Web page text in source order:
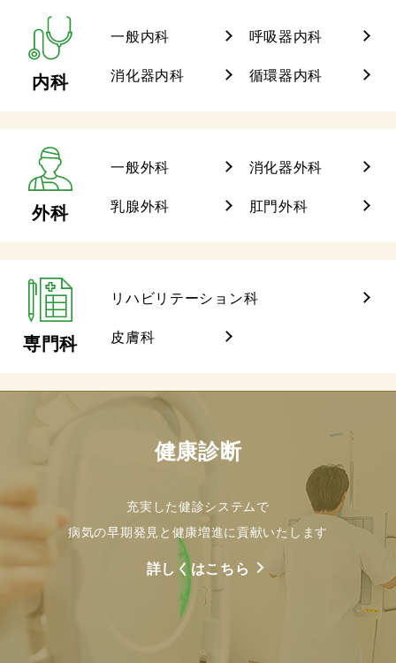
内科
一般内科
呼吸器内科
消化器内科
循環器内科
外科
一般外科
消化器外科
乳腺外科
肛門外科
専門科
リハビリテーション科
皮膚科
健康診断
充実した健診システムで
病気の早期発見と健康増進に貢献いたします
詳しくはこちら